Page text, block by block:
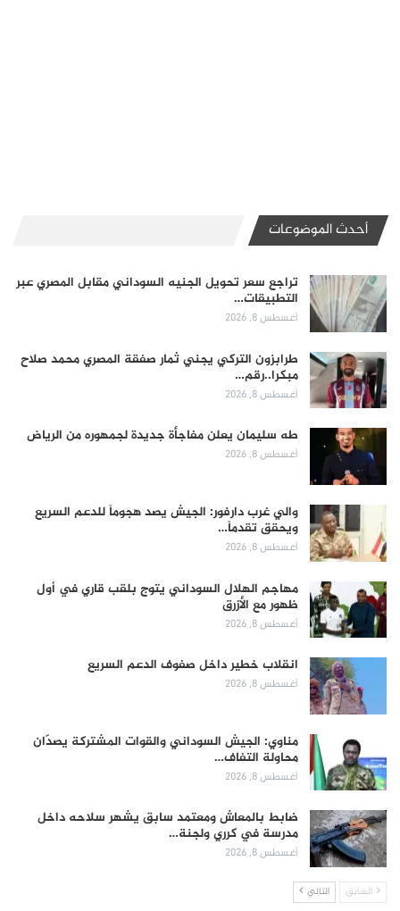
أحدث الموضوعات
تراجع سعر تحويل الجنيه السوداني مقابل المصري عبر
التطبيقات…
أغسطس 8, 2026
طرابزون التركي يجني ثمار صفقة المصري محمد صلاح
مبكرا..رقم…
أغسطس 8, 2026
طه سليمان يعلن مفاجأة جديدة لجمهوره من الرياض
أغسطس 8, 2026
والي غرب دارفور: الجيش يصد هجوماً للدعم السريع
ويحقق تقدماً…
أغسطس 8, 2026
مهاجم الهلال السوداني يتوج بلقب قاري في أول
ظهور مع الأزرق
أغسطس 8, 2026
انقلاب خطير داخل صفوف الدعم السريع
أغسطس 8, 2026
مناوي: الجيش السوداني والقوات المشتركة يصدّان
محاولة التفاف…
أغسطس 8, 2026
ضابط بالمعاش ومعتمد سابق يشهر سلاحه داخل
مدرسة في كرري ولجنة…
أغسطس 8, 2026
السابق التالي